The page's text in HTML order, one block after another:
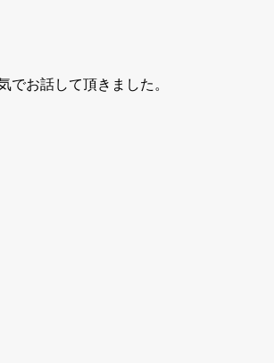
お話して頂きました。